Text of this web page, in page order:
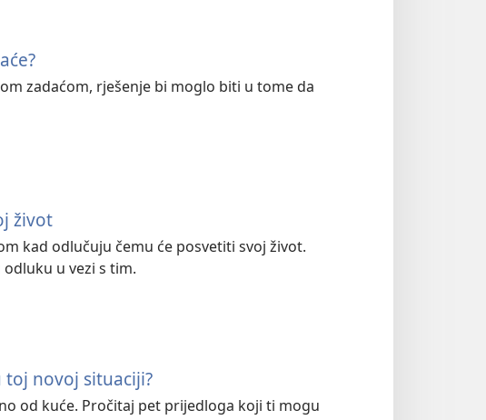
zadaćom, rješenje bi moglo biti u tome da
život
kad odlučuju čemu će posvetiti svoj život.
u vezi s tim.
toj novoj situaciji?
od kuće. Pročitaj pet prijedloga koji ti mogu